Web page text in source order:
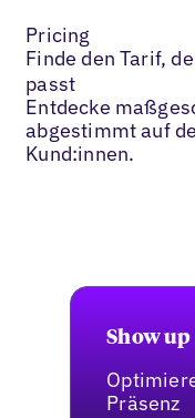
Pricing
Finde den Tarif,
passt
Entdecke
abgestimmt auf
Kund:innen.
Show up
Präsenz